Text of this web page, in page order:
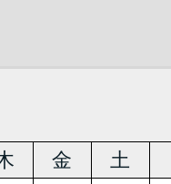
金 土